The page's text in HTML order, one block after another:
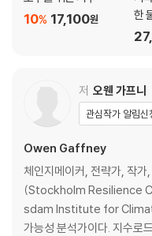
17,100원
10%
한
저 오웬 가프니
관심작가 알림신
Owen Gaffney
체인지메이커, 전략가, 작가
(Stockholm Resilience
sdam Institute for
가능성 분석가이다. 지수